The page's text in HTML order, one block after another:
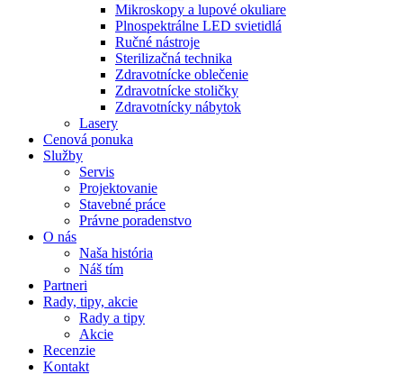
Mikroskopy a lupové okuliare
Plnospektrálne LED svietidlá
Ručné nástroje
Sterilizačná technika
Zdravotnícke oblečenie
Zdravotnícke stoličky
Zdravotnícky nábytok
Lasery
Cenová ponuka
Služby
Servis
Projektovanie
Stavebné práce
Právne poradenstvo
O nás
Naša história
Náš tím
Partneri
Rady, tipy, akcie
Rady a tipy
Akcie
Recenzie
Kontakt